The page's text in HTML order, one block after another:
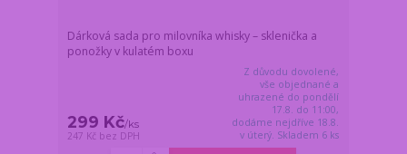
Dárková sada pro milovníka whisky – sklenička a
ponožky v kulatém boxu
299 Kč/ks
247 Kč bez DPH
Z důvodu dovolené,
vše objednané a
uhrazené do pondělí
17.8. do 11:00,
dodáme nejdříve 18.8.
v úterý. Skladem 6 ks